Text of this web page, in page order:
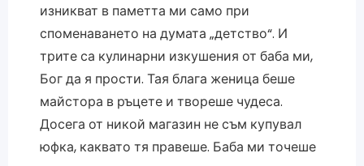
изникват в паметта ми само при
споменаването на думата „детство“. И
трите са кулинарни изкушения от баба ми,
Бог да я прости. Тая блага женица беше
майстора в ръцете и твореше чудеса.
Досега от никой магазин не съм купувал
юфка, каквато тя правеше. Баба ми точеше